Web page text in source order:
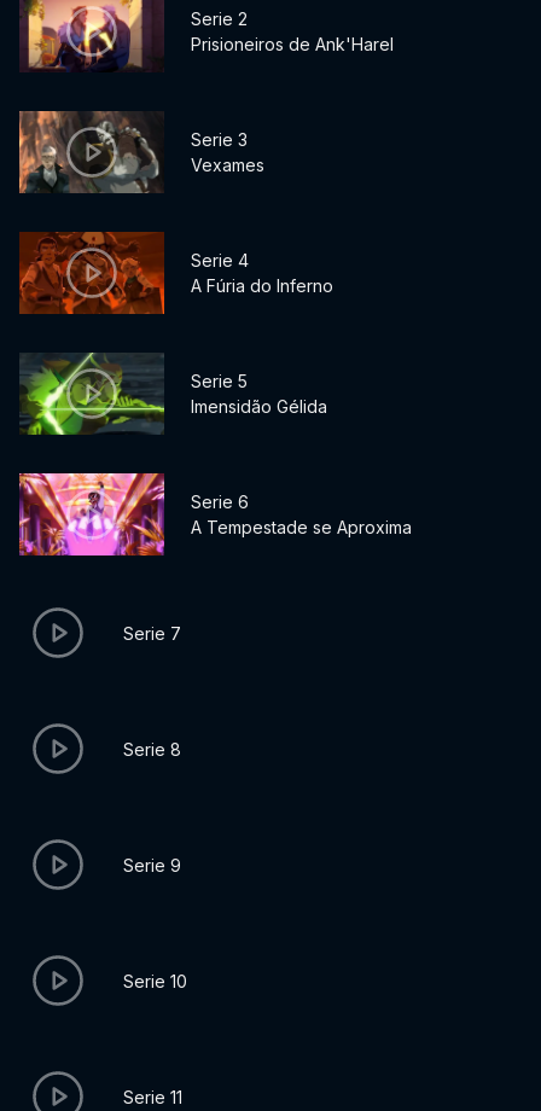
Serie 2
Prisioneiros de Ank'Harel
Serie 3
Vexames
Serie 4
A Fúria do Inferno
Serie 5
Imensidão Gélida
Serie 6
A Tempestade se Aproxima
Serie 7
Serie 8
Serie 9
Serie 10
Serie 11